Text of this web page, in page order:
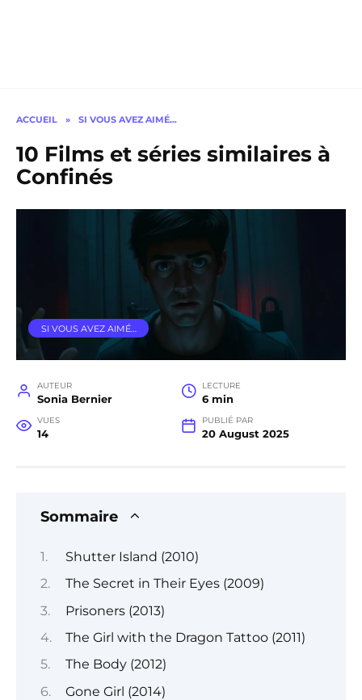
ACCUEIL » SI VOUS AVEZ AIMÉ…
10 Films et séries similaires à
Confinés
SI VOUS AVEZ AIMÉ…
AUTEUR
Sonia Bernier
LECTURE
6 min
VUES
14
PUBLIÉ PAR
20 August 2025
Sommaire
Shutter Island (2010)
The Secret in Their Eyes (2009)
Prisoners (2013)
The Girl with the Dragon Tattoo (2011)
The Body (2012)
Gone Girl (2014)